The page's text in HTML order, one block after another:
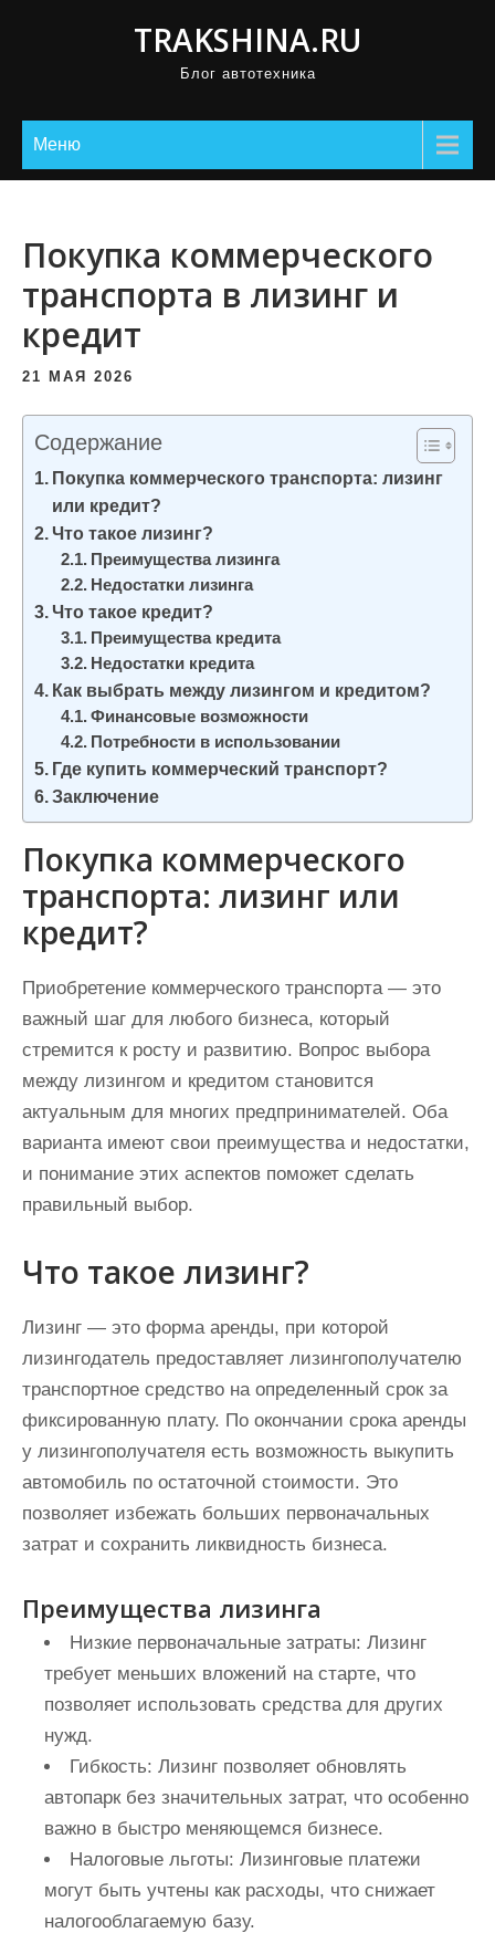
TRAKSHINA.RU
Блог автотехника
Меню
Покупка коммерческого
транспорта в лизинг и
кредит
21 МАЯ 2026
Содержание
Покупка коммерческого транспорта: лизинг
или кредит?
Что такое лизинг?
Преимущества лизинга
Недостатки лизинга
Что такое кредит?
Преимущества кредита
Недостатки кредита
Как выбрать между лизингом и кредитом?
Финансовые возможности
Потребности в использовании
Где купить коммерческий транспорт?
Заключение
Покупка коммерческого
транспорта: лизинг или
кредит?
Приобретение коммерческого транспорта — это
важный шаг для любого бизнеса, который
стремится к росту и развитию. Вопрос выбора
между лизингом и кредитом становится
актуальным для многих предпринимателей. Оба
варианта имеют свои преимущества и недостатки,
и понимание этих аспектов поможет сделать
правильный выбор.
Что такое лизинг?
Лизинг — это форма аренды, при которой
лизингодатель предоставляет лизингополучателю
транспортное средство на определенный срок за
фиксированную плату. По окончании срока аренды
у лизингополучателя есть возможность выкупить
автомобиль по остаточной стоимости. Это
позволяет избежать больших первоначальных
затрат и сохранить ликвидность бизнеса.
Преимущества лизинга
Низкие первоначальные затраты: Лизинг
требует меньших вложений на старте, что
позволяет использовать средства для других
нужд.
Гибкость: Лизинг позволяет обновлять
автопарк без значительных затрат, что особенно
важно в быстро меняющемся бизнесе.
Налоговые льготы: Лизинговые платежи
могут быть учтены как расходы, что снижает
налогооблагаемую базу.